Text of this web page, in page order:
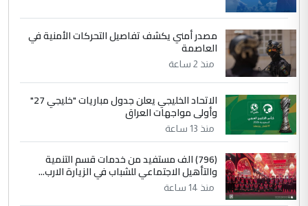
مصدر أمني يكشف تفاصيل التحركات الأمنية في
العاصمة
منذ 2 ساعة
الاتحاد الخليجي يعلن جدول مباريات "خليجي 27"
وأولى مواجهات العراق
منذ 13 ساعة
(796) الف مستفيد من خدمات قسم التنمية
والتأهيل الاجتماعي للشباب في الزيارة الارب...
منذ 14 ساعة